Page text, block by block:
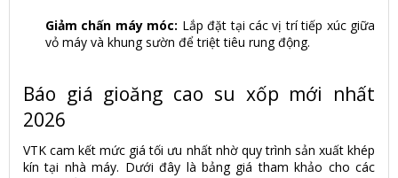
Giảm chấn máy móc: Lắp đặt tại các vị trí tiếp xúc giữa
vỏ máy và khung sườn để triệt tiêu rung động.
Báo giá gioăng cao su xốp mới nhất
2026
VTK cam kết mức giá tối ưu nhất nhờ quy trình sản xuất khép
kín tại nhà máy. Dưới đây là bảng giá tham khảo cho các